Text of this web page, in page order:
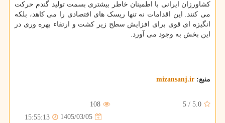
کشاورزان ایرانی با اطمینان خاطر بیشتری بسمت تولید گندم حرکت
می کنند. این اقدامات نه تنها ریسک های اقتصادی را می کاهد، بلکه
انگیزه ای قوی برای افزایش سطح زیر کشت و ارتقاء بهره وری در
این بخش به وجود می آورد.
منبع: mizansanj.ir
5.0
/
5
108
1405/03/05
15:55:13